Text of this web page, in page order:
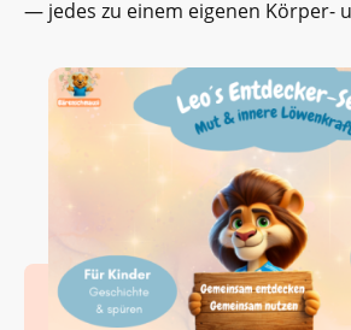
— jedes zu einem eigenen Körper-